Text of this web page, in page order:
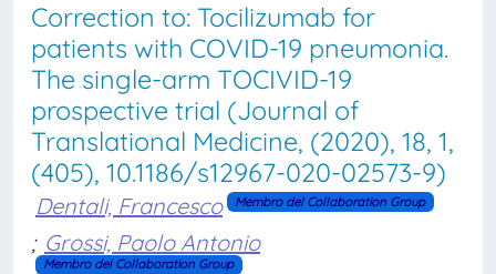
Correction to: Tocilizumab for
patients with COVID-19 pneumonia.
The single-arm TOCIVID-19
prospective trial (Journal of
Translational Medicine, (2020), 18, 1,
(405), 10.1186/s12967-020-02573-9)
Dentali, Francesco Membro del Collaboration Group
; Grossi, Paolo Antonio
Membro del Collaboration Group